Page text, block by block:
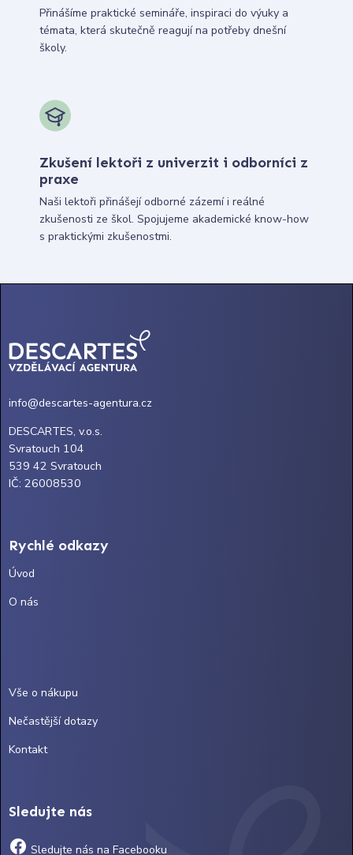
Přinášíme praktické semináře, inspiraci do výuky a
témata, která skutečně reagují na potřeby dnešní
školy.
Zkušení lektoři z univerzit i odborníci z
praxe
Naši lektoři přinášejí odborné zázemí i reálné
zkušenosti ze škol. Spojujeme akademické know-how
s praktickými zkušenostmi.
info@descartes-agentura.cz
DESCARTES, v.o.s.
Svratouch 104
539 42 Svratouch
IČ: 26008530
Rychlé odkazy
Úvod
O nás
Vše o nákupu
Nečastější dotazy
Kontakt
Sledujte nás
Sledujte nás na Facebooku